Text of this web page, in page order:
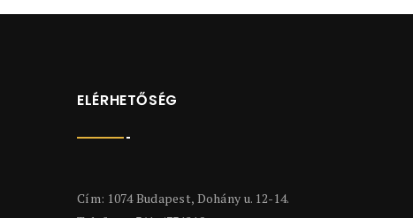
ELÉRHETŐSÉG
Cím: 1074 Budapest, Dohány u. 12-14.